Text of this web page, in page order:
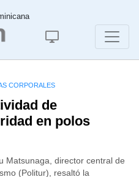
CORPORALES
de
en polos
Matsunaga, director central de
(Politur), resaltó la